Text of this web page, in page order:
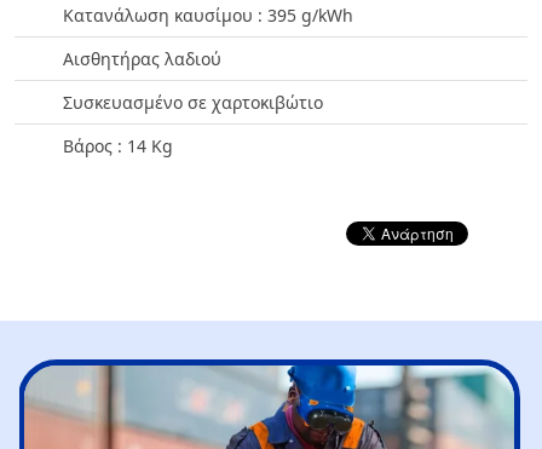
Κατανάλωση καυσίμου : 395 g/kWh
Αισθητήρας λαδιού
Συσκευασμένο σε χαρτοκιβώτιο
Βάρος : 14 Kg